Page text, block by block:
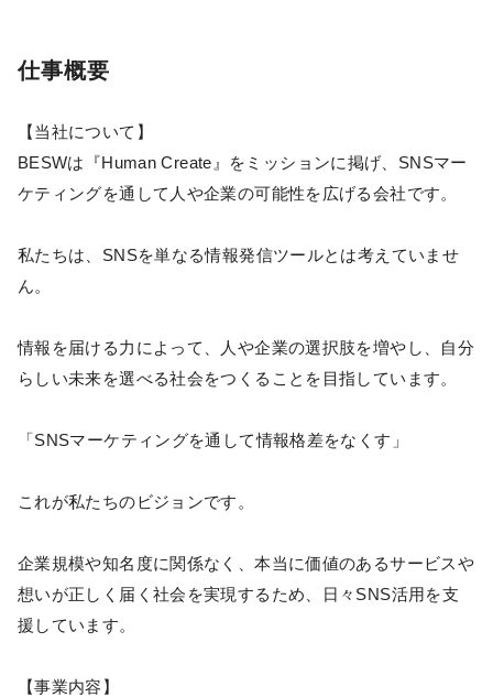
仕事概要
【当社について】
BESWは『Human Create』をミッションに掲げ、SNSマー
ケティングを通して人や企業の可能性を広げる会社です。
私たちは、SNSを単なる情報発信ツールとは考えていませ
ん。
情報を届ける力によって、人や企業の選択肢を増やし、自分
らしい未来を選べる社会をつくることを目指しています。
「SNSマーケティングを通して情報格差をなくす」
これが私たちのビジョンです。
企業規模や知名度に関係なく、本当に価値のあるサービスや
想いが正しく届く社会を実現するため、日々SNS活用を支
援しています。
【事業内容】